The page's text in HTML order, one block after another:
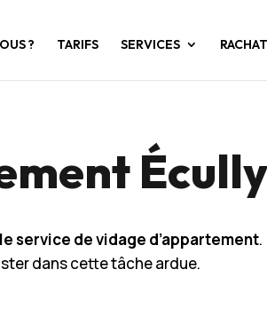
? TARIFS SERVICES RACHAT
Écully
service de vidage d’appartement.
dans cette tâche ardue.